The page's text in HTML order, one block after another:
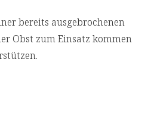
bereits ausgebrochenen
Obst zum Einsatz kommen